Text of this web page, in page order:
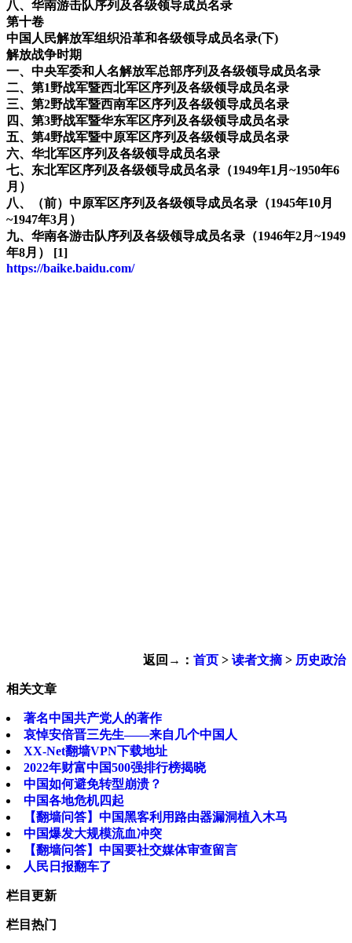
八、华南游击队序列及各级领导成员名录
第十卷
中国人民解放军组织沿革和各级领导成员名录(下)
解放战争时期
一、中央军委和人名解放军总部序列及各级领导成员名录
二、第1野战军暨西北军区序列及各级领导成员名录
三、第2野战军暨西南军区序列及各级领导成员名录
四、第3野战军暨华东军区序列及各级领导成员名录
五、第4野战军暨中原军区序列及各级领导成员名录
六、华北军区序列及各级领导成员名录
七、东北军区序列及各级领导成员名录（1949年1月~1950年6
月）
八、（前）中原军区序列及各级领导成员名录（1945年10月
~1947年3月）
九、华南各游击队序列及各级领导成员名录（1946年2月~1949
年8月） [1]
https://baike.baidu.com/
返回→： 首页 > 读者文摘> 历史政治
相关文章
著名中国共产党人的著作
哀悼安倍晋三先生——来自几个中国人
XX-Net翻墙VPN下载地址
2022年财富中国500强排行榜揭晓
中国如何避免转型崩溃？
中国各地危机四起
【翻墙问答】中国黑客利用路由器漏洞植入木马
中国爆发大规模流血冲突
【翻墙问答】中国要社交媒体审查留言
人民日报翻车了
栏目更新
栏目热门